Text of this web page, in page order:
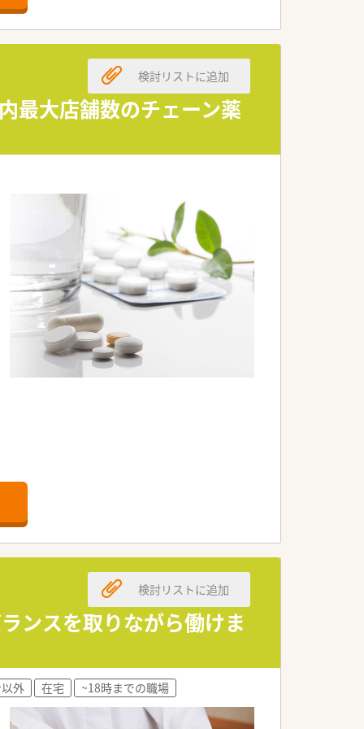
尽力したい方を求めています。
えている方に最適な職場です。
ハウを確立している組織です。
める運営方針を掲げています。
境整備に注力している法人です。
厚く整っている点が特徴です。
最大店舗数のチェーン薬
検討リストに追加
り組んでいます。
ンスを取りながら働けま
検討リストに追加
外 在宅 ~18時までの職場